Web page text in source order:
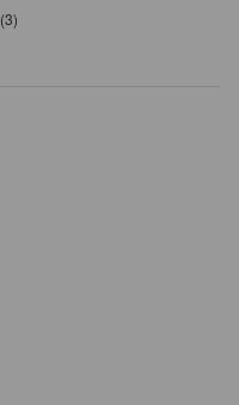
(3)